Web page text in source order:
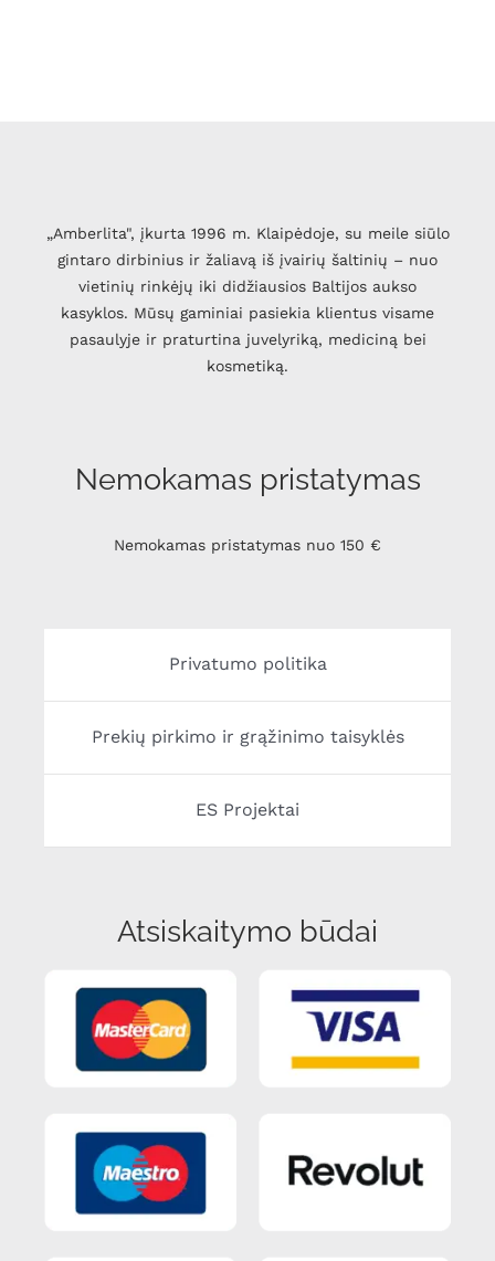
„Amberlita", įkurta 1996 m. Klaipėdoje, su meile siūlo
gintaro dirbinius ir žaliavą iš įvairių šaltinių – nuo
vietinių rinkėjų iki didžiausios Baltijos aukso
kasyklos. Mūsų gaminiai pasiekia klientus visame
pasaulyje ir praturtina juvelyriką, mediciną bei
kosmetiką.
Nemokamas pristatymas
Nemokamas pristatymas nuo 150 €
Privatumo politika
Prekių pirkimo ir grąžinimo taisyklės
ES Projektai
Atsiskaitymo būdai